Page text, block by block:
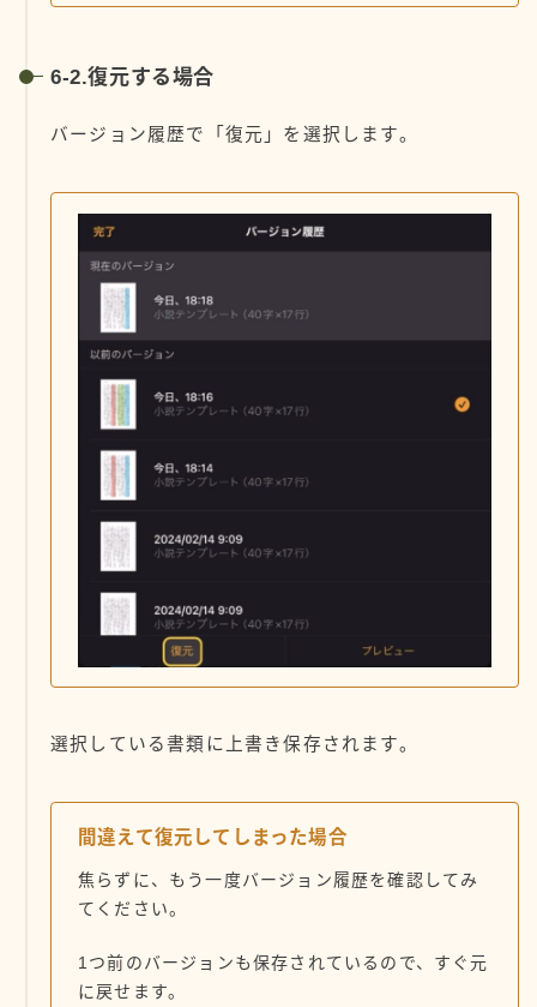
6-2.復元する場合
バージョン履歴で「復元」を選択します。
選択している書類に上書き保存されます。
間違えて復元してしまった場合
焦らずに、もう一度バージョン履歴を確認してみ
てください。
1つ前のバージョンも保存されているので、すぐ元
に戻せます。